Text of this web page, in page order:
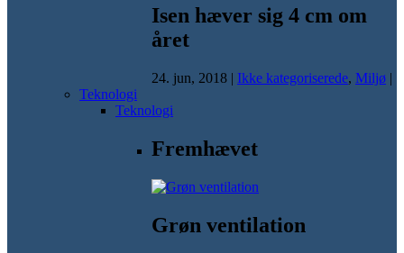
Isen hæver sig 4 cm om
året
24. jun, 2018 | Ikke kategoriserede, Miljø |
Teknologi
Teknologi
Fremhævet
Grøn ventilation